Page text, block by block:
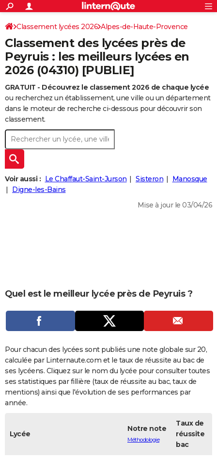
ACTUALITÉS
Politique
Société
Faits Divers
Education
Monde
Villes
+
SPORT
Coupe du monde 2026
Football
Tennis
Cyclisme
Rugby
Forum
Programme TV
TNT
Streaming
Cinéma
Sorties cinéma
Musique
+
FINANCE
Retraite
Impôts
Epargne
Immobilier
Risques naturels par ville
Banque
Assurance
Crédit
AUTO
Essais
Réserver un essai
Citadines
Berlines
SUV
Forum auto
+
HIGH-TECH
BRICOLAGE
Forum
Aménagement intérieur
Extérieur
Cuisine
Salle de bains
Jardinage
Rangement
+WEEK-END
Guides de France
Escapades
Patrimoine
Expositions
Musées
Week-end nature
+
LIFESTYLE
Art de vivre
Bien-être
Loisirs
Mode
Modes de vie
SANTE
Dictionnaire
Biographies
Expressions
Proverbes
PROGRAMME TV
COPAINS D'AVANT
S'inscrire
Se connecter
Lycées
Collèges
Primaires
Universités
Entreprises
Service militaire
Avis de recherche
AVIS DE DÉCÈS
FORUM
Bricolage
Lifestyle
Culture
Sport
Auto
Television
Voyage
Cinema
Rechercher
S'inscrire
Connexion
Classement lycées 2026 Alpes-de-Haute-Provence
Classement des lycées près de
Peyruis : les meilleurs lycées en
2026 (04310) [PUBLIE]
GRATUIT - Découvrez le classement 2026 de chaque lycée
ou recherchez un établissement, une ville ou un département
dans le moteur de recherche ci-dessous pour découvrir son
classement.
Voir aussi : Le Chaffaut-Saint-Jurson Sisteron
Manosque
Digne-les-Bains
Mise à jour le 03/04/26
Quel est le meilleur lycée près de Peyruis ?
Pour chacun des lycées sont publiés une note globale sur 20,
calculée par Linternaute.com et le taux de réussite au bac de
ses lycéens. Cliquez sur le nom du lycée pour consulter toutes
ses statistiques par fillière (taux de réussite au bac, taux de
mentions) ainsi que l'évolution de ses performances par
année.
Lycée
Notre note
Méthodologie
Taux de
réussite
bac